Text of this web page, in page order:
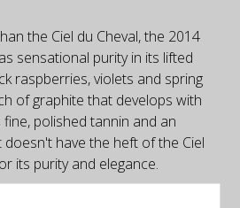
the Ciel du Cheval, the 2014
sensational purity in its lifted
raspberries, violets and spring
of graphite that develops with
polished tannin and an
doesn't have the heft of the Ciel
its purity and elegance.